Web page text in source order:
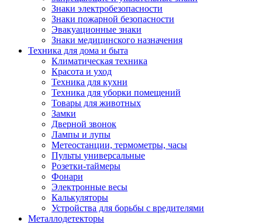
Знаки электробезопасности
Знаки пожарной безопасности
Эвакуационные знаки
Знаки медицинского назначения
Техника для дома и быта
Климатическая техника
Красота и уход
Техника для кухни
Техника для уборки помещений
Товары для животных
Замки
Дверной звонок
Лампы и лупы
Метеостанции, термометры, часы
Пульты универсальные
Розетки-таймеры
Фонари
Электронные весы
Калькуляторы
Устройства для борьбы с вредителями
Металлодетекторы